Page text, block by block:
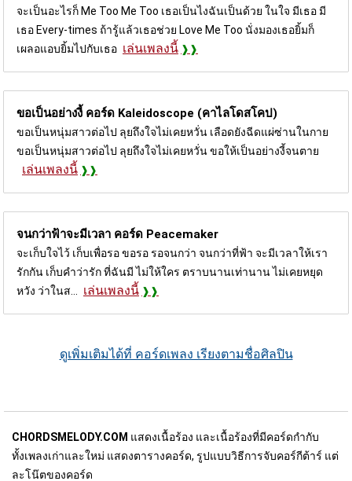
จะเป็นอะไรก็ Me Too Me Too เธอเป็นไงฉันเป็นด้วย ในใจ มีเธอ มี
เธอ Every-times ถ้ารู้แล้วเธอช่วย Love Me Too นั่งมองเธอยิ้มก็
เผลอแอบยิ้มไปกับเธอ เล่นเพลงนี้
ขอเป็นอย่างงี้ คอร์ด Kaleidoscope (คาไลโดสโคป)
ขอเป็นหนุ่มสาวต่อไป ลุยถึงใจไม่เคยหวั่น เลือดยังฉีดแผ่ซ่านในกาย
ขอเป็นหนุ่มสาวต่อไป ลุยถึงใจไม่เคยหวั่น ขอให้เป็นอย่างงี้จนตาย
เล่นเพลงนี้
จนกว่าฟ้าจะมีเวลา คอร์ด Peacemaker
จะเก็บใจไว้ เก็บเพื่อรอ ขอรอ รอจนกว่า จนกว่าที่ฟ้า จะมีเวลาให้เรา
รักกัน เก็บคำว่ารัก ที่ฉันมี ไม่ให้ใคร ตราบนานเท่านาน ไม่เคยหยุด
หวัง ว่าในส...
เล่นเพลงนี้
ดูเพิ่มเติมได้ที่ คอร์ดเพลง เรียงตามชื่อศิลปิน
CHORDSMELODY.COM แสดงเนื้อร้อง และเนื้อร้องที่มีคอร์ดกำกับ
ทั้งเพลงเก่าและใหม่ แสดงตารางคอร์ด, รูปแบบวิธีการจับคอร์กีต้าร์ แต่
ละโน๊ตของคอร์ด